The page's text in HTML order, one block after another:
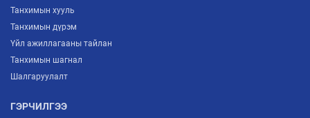
Танхимын хууль
Танхимын дүрэм
Үйл ажиллагааны тайлан
Танхимын шагнал
Шалгаруулалт
ГЭРЧИЛГЭЭ